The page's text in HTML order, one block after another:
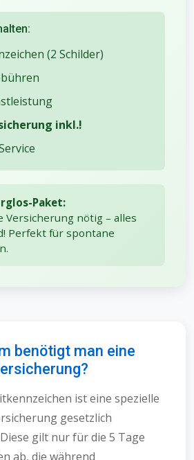
(2 Schilder)
inkl.!
Paket:
Versicherung nötig – alles
Perfekt für spontane
benötigt man eine
ist eine spezielle
gesetzlich
gilt nur für die 5 Tage
ab, die während